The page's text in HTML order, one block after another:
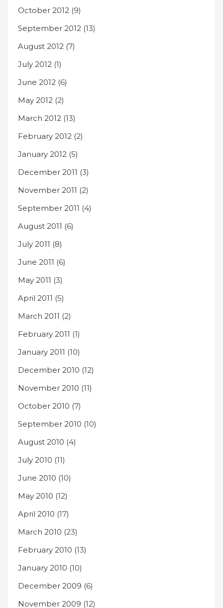
October 2012 (9)
September 2012 (13)
August 2012 (7)
July 2012 (1)
June 2012 (6)
May 2012 (2)
March 2012 (13)
February 2012 (2)
January 2012 (5)
December 2011 (3)
November 2011 (2)
September 2011 (4)
August 2011 (6)
July 2011 (8)
June 2011 (6)
May 2011 (3)
April 2011 (5)
March 2011 (2)
February 2011 (1)
January 2011 (10)
December 2010 (12)
November 2010 (11)
October 2010 (7)
September 2010 (10)
August 2010 (4)
July 2010 (11)
June 2010 (10)
May 2010 (12)
April 2010 (17)
March 2010 (23)
February 2010 (13)
January 2010 (10)
December 2009 (6)
November 2009 (12)